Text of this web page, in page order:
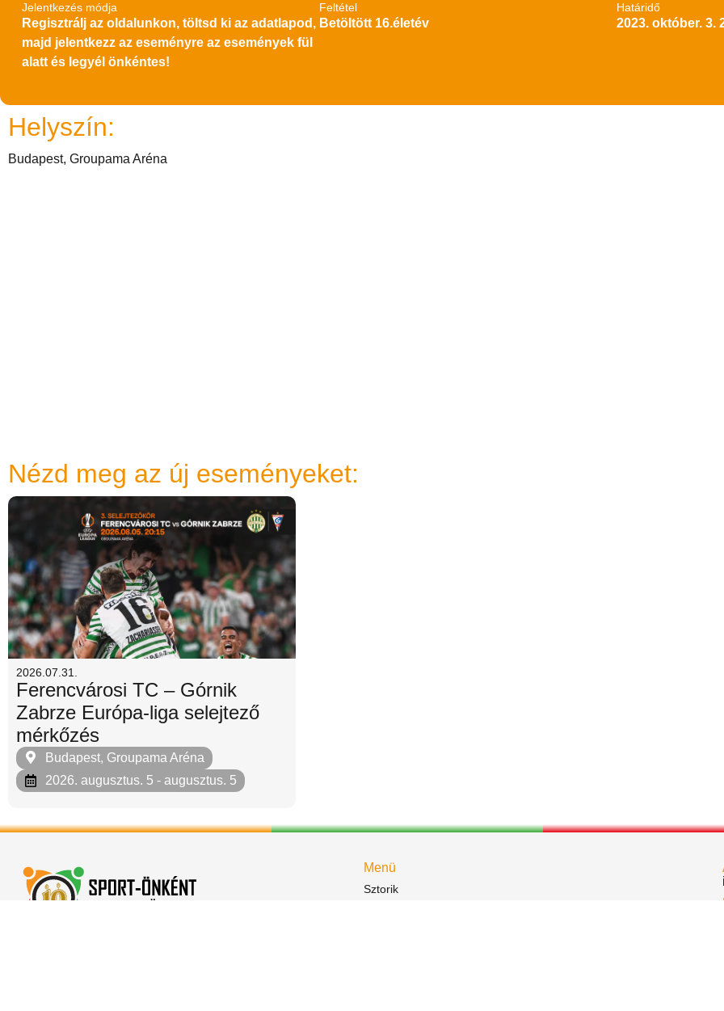
Jelentkezés módja
Regisztrálj az oldalunkon, töltsd ki az adatlapod,
majd jelentkezz az eseményre az események fül
alatt és legyél önkéntes!
Feltétel
Betöltött 16.életév
Határidő
2023. október. 3.
Helyszín:
Budapest, Groupama Aréna
Nézd meg az új eseményeket:
2026.07.31.
Ferencvárosi TC – Górnik
Zabrze Európa-liga selejtező
mérkőzés
Budapest, Groupama Aréna
2026. augusztus. 5 - augusztus. 5
Menü
Sztorik